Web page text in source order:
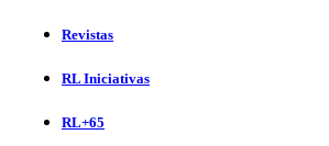
Revistas
RL Iniciativas
RL+65